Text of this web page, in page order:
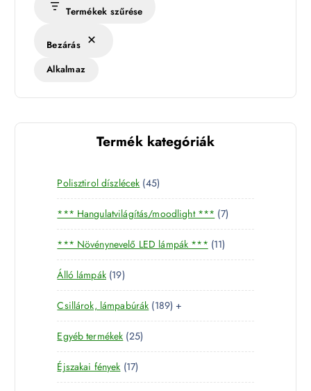
Termékek szűrése
Bezárás
Alkalmaz
Termék kategóriák
Polisztirol díszlécek 454
5
t
e
r
m
k
*** Hangulatvilágítás/moodlight *** 77
t
r
é
*** Növénynevelő LED lámpák *** 111
1
e
m
k
Álló lámpák 191
9
t
e
r
m
é
k
Csillárok, lámpabúrák 1891
8
t
r
+
Egyéb termékek 252
5
e
Éjszakai fények 171
7